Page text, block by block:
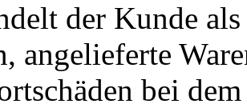
der Kunde
angelieferte
bei